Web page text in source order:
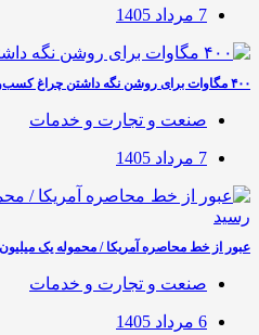
7 مرداد 1405
۴۰۰ مگاوات برای روشن نگه داشتن چراغ کسب‌وکار‌ها
صنعت و تجارت و خدمات
7 مرداد 1405
عبور از خط محاصره آمریکا / محموله یک میلیون
صنعت و تجارت و خدمات
6 مرداد 1405